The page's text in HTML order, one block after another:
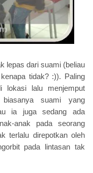
lepas dari suami (beliau
tidak? :)). Paling
lokasi lalu menjemput
suami yang
ia juga sedang ada
anak pada seorang
terlalu direpotkan oleh
pada lintasan tak